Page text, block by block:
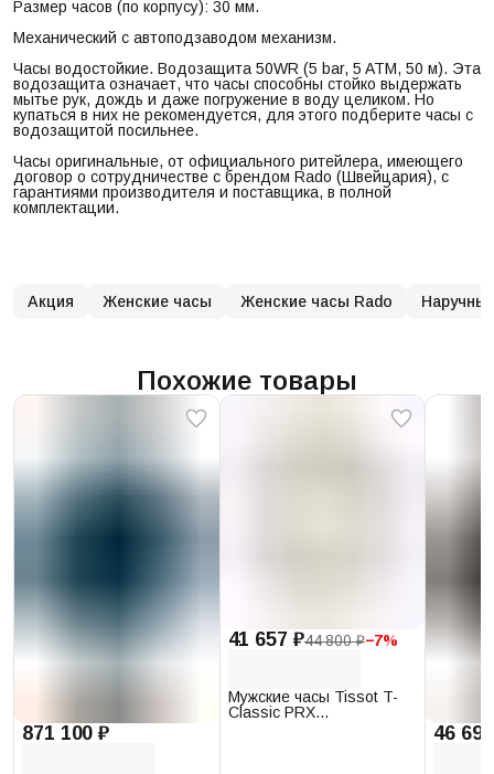
Размер часов (по корпусу): 30 мм.
Механический с автоподзаводом механизм.
Часы водостойкие. Водозащита 50WR (5 bar, 5 ATM, 50 м). Эта
водозащита означает, что часы способны стойко выдержать
мытье рук, дождь и даже погружение в воду целиком. Но
купаться в них не рекомендуется, для этого подберите часы с
водозащитой посильнее.
Часы оригинальные, от официального ритейлера, имеющего
договор о сотрудничестве с брендом Rado (Швейцария), с
гарантиями производителя и поставщика, в полной
комплектации.
Акция Женские часы Женские часы Rado
Похожие товары
871 100 ₽
41 657 ₽44 800 ₽−7%
Мужские часы Tissot T-
Classic PRX
46